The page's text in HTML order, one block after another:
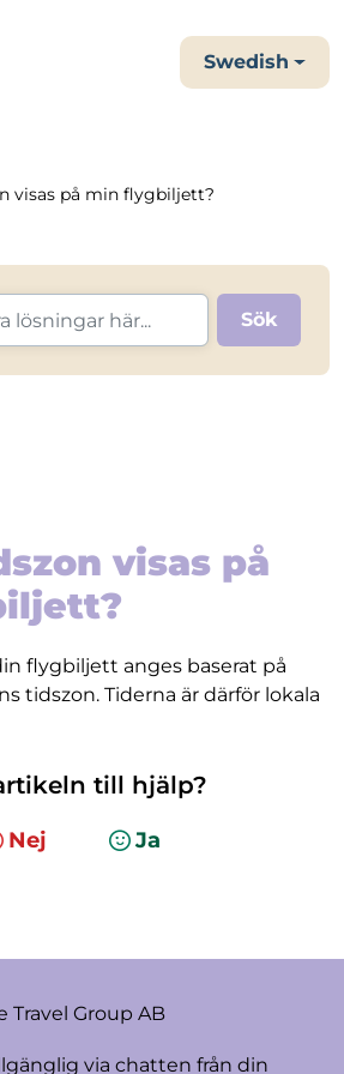
Swedish
visas på min flygbiljett?
visas på
flygbiljett anges baserat på
tidszon. Tiderna är därför lokala
till hjälp?
Nej Ja
Travel Group AB
via chatten från din